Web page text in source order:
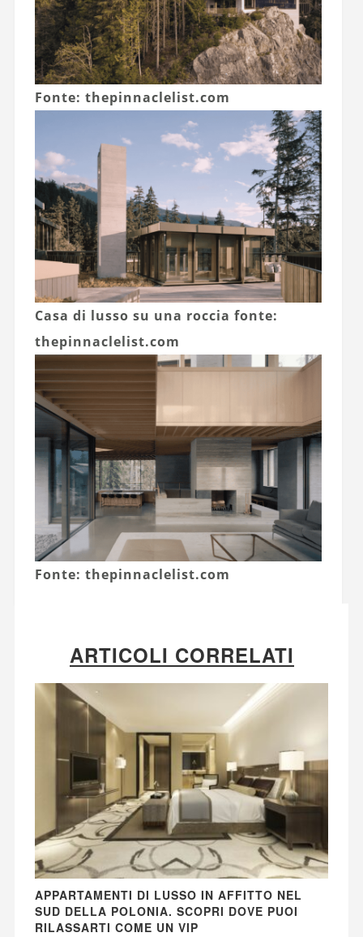
Fonte: thepinnaclelist.com
Casa di lusso su una roccia fonte:
thepinnaclelist.com
Fonte: thepinnaclelist.com
ARTICOLI CORRELATI
APPARTAMENTI DI LUSSO IN AFFITTO NEL
SUD DELLA POLONIA. SCOPRI DOVE PUOI
RILASSARTI COME UN VIP